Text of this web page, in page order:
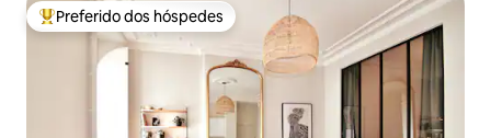
Entre os melhores preferidos dos hóspedes
Preferido dos hóspedes